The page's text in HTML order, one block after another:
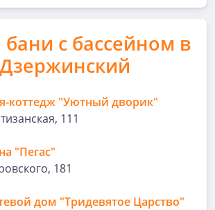
с бассейном в
коттедж "Уютный дворик"
111
"Пегас"
181
дом "Тридевятое Царство"